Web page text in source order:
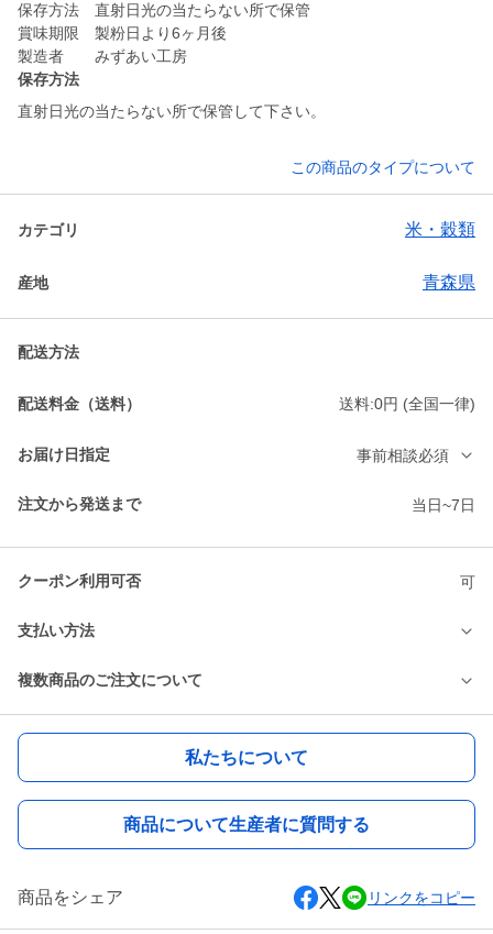
保存方法 直射日光の当たらない所で保管
賞味期限 製粉日より6ヶ月後
製造者 みずあい工房
保存方法
直射日光の当たらない所で保管して下さい。
この商品のタイプについて
カテゴリ 米・穀類
産地 青森県
配送方法
配送料金（送料） 送料:0円 (全国一律)
お届け日指定 事前相談必須
注文から発送まで 当日~7日
クーポン利用可否 可
支払い方法
複数商品のご注文について
私たちについて
商品について生産者に質問する
商品をシェア リンクをコピー